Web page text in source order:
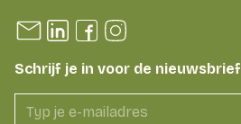
Schrijf je in voor de nieuwsbrief